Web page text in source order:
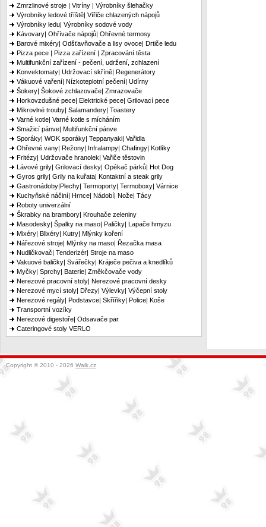
Zmrzlinové stroje | Vitríny | Výrobníky šlehačky
Výrobníky ledové tříště| Vířiče chlazených nápojů
Výrobníky ledu| Výrobníky sodové vody
Kávovary| Ohřívače nápojů| Ohřevné termosy
Barové mixéry| Odšťavňovače a lisy ovoce| Drtiče ledu
Pizza pece | Pizza zařízení | Zpracování těsta
Multifunkční zařízení - pečení, udržení, zchlazení
Konvektomaty| Udržovací skříně| Regenerátory
Vákuové vaření| Nízkoteplotní pečení| Udírny
Šokery| Šokové zchlazovače| Zmrazovače
Horkovzdušné pece| Elektrické pece| Grilovací pece
Mikrovlné trouby| Salamandery| Toastery
Varné kotle| Varné kotle s mícháním
Smažicí pánve| Multifunkční pánve
Sporáky| WOK sporáky| Teppanyaki| Vařidla
Ohřevné vany| Režony| Infralampy| Chafingy| Kotlíky
Fritézy| Udržovače hranolek| Vařiče těstovin
Lávové grily| Grilovací desky| Opékač párků| Hot Dog
Gyros grily| Grily na kuřata| Kontaktní a steak grily
Gastronádoby|Plechy| Termoporty| Termoboxy| Várnice
Kuchyňské náčiní| Hrnce| Nádobí| Nože| Tácy
Roboty univerzální
Škrabky na brambory| Krouhače zeleniny
Masodesky| Špalky na maso| Paličky| Lapače hmyzu
Mixéry| Blixéry| Kutry| Mlýnky koření
Nářezové stroje| Mlýnky na maso| Řezačka masa
Nudličkovač| Tenderizér| Stroje na maso
Vakuové baličky| Svářečky| Kráječe pečiva a knedlíků
Myčky| Sprchy| Baterie| Změkčovače vody
Nerezové pracovní stoly| Nerezové pracovní desky
Nerezové mycí stoly| Dřezy| Výlevky| Výčepní stoly
Nerezové regály| Podstavce| Skříňky| Police| Koše
Transportní vozíky
Nerezové digestoře| Odsavače par
Cateringové stoly VERLO
Copyright © 2010 - 2026 Walk.cz